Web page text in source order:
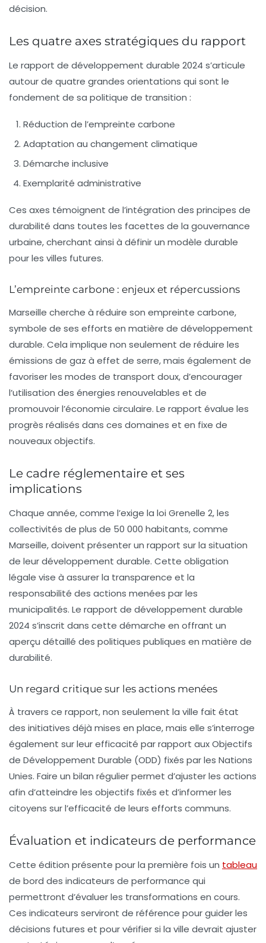
décision.
Les quatre axes stratégiques du rapport
Le rapport de développement durable 2024 s’articule
autour de quatre grandes orientations qui sont le
fondement de sa politique de transition :
Réduction de l’empreinte carbone
Adaptation au changement climatique
Démarche inclusive
Exemplarité administrative
Ces axes témoignent de l’intégration des principes de
durabilité dans toutes les facettes de la gouvernance
urbaine, cherchant ainsi à définir un modèle durable
pour les villes futures.
L’empreinte carbone : enjeux et répercussions
Marseille cherche à réduire son empreinte carbone,
symbole de ses efforts en matière de développement
durable. Cela implique non seulement de réduire les
émissions de gaz à effet de serre, mais également de
favoriser les modes de transport doux, d’encourager
l’utilisation des énergies renouvelables et de
promouvoir l’économie circulaire. Le rapport évalue les
progrès réalisés dans ces domaines et en fixe de
nouveaux objectifs.
Le cadre réglementaire et ses
implications
Chaque année, comme l’exige la loi Grenelle 2, les
collectivités de plus de 50 000 habitants, comme
Marseille, doivent présenter un rapport sur la situation
de leur développement durable. Cette obligation
légale vise à assurer la transparence et la
responsabilité des actions menées par les
municipalités. Le rapport de développement durable
2024 s’inscrit dans cette démarche en offrant un
aperçu détaillé des politiques publiques en matière de
durabilité.
Un regard critique sur les actions menées
À travers ce rapport, non seulement la ville fait état
des initiatives déjà mises en place, mais elle s’interroge
également sur leur efficacité par rapport auxObjectifs
de Développement Durable (ODD) fixés par les Nations
Unies. Faire un bilan régulier permet d’ajuster les actions
afin d’atteindre les objectifs fixés et d’informer les
citoyens sur l’efficacité de leurs efforts communs.
Évaluation et indicateurs de performance
Cette édition présente pour la première fois un tableau
de bord des indicateurs de performance qui
permettront d’évaluer les transformations en cours.
Ces indicateurs serviront de référence pour guider les
décisions futures et pour vérifier si la ville devrait ajuster